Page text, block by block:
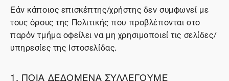
Εάν κάποιος επισκέπτης/χρήστης δεν συμφωνεί με
τους όρους της Πολιτικής που προβλέπονται στο
παρόν τμήμα οφείλει να μη χρησιμοποιεί τις σελίδες/
υπηρεσίες της Ιστοσελίδας.
1. ΠΟΙΑ ΔΕΔΟΜΕΝΑ ΣΥΛΛΕΓΟΥΜΕ